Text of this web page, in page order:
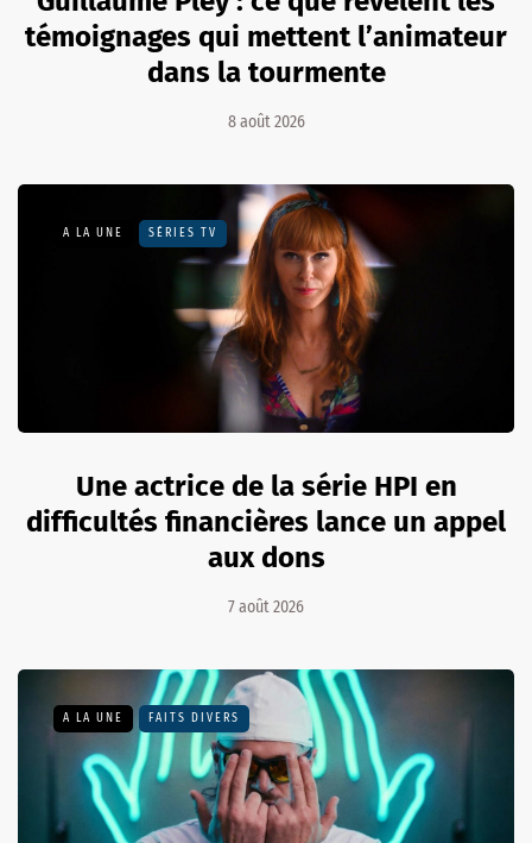
témoignages qui mettent l’animateur
dans la tourmente
8 août 2026
A LA UNE SÉRIES TV
Une actrice de la série HPI en
difficultés financières lance un appel
aux dons
7 août 2026
A LA UNE FAITS DIVERS